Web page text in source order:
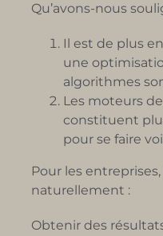
Qu’avons-nous
Il est de plus
une
algorithmes
Les moteurs
constituent
pour se faire
Pour les
naturellement :
Obtenir des